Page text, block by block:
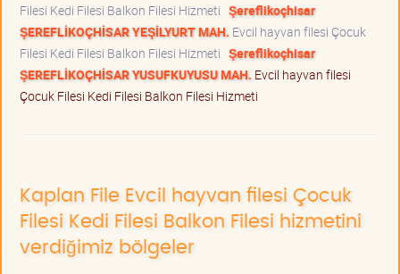
Filesi Kedi Filesi Balkon Filesi Hizmeti Şereflikoçhisar
ŞEREFLİKOÇHİSAR YEŞİLYURT MAH. Evcil hayvan filesi Çocuk
Filesi Kedi Filesi Balkon Filesi Hizmeti Şereflikoçhisar
ŞEREFLİKOÇHİSAR YUSUFKUYUSU MAH. Evcil hayvan filesi
Çocuk Filesi Kedi Filesi Balkon Filesi Hizmeti
Kaplan File Evcil hayvan filesi Çocuk
Filesi Kedi Filesi Balkon Filesi hizmetini
verdiğimiz bölgeler